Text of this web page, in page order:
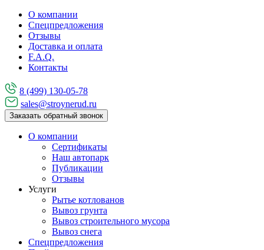
О компании
Спецпредложения
Отзывы
Доставка и оплата
F.A.Q.
Контакты
8 (499) 130-05-78
sales@stroynerud.ru
Заказать обратный звонок
О компании
Сертификаты
Наш автопарк
Публикации
Отзывы
Услуги
Рытье котлованов
Вывоз грунта
Вывоз строительного мусора
Вывоз снега
Спецпредложения